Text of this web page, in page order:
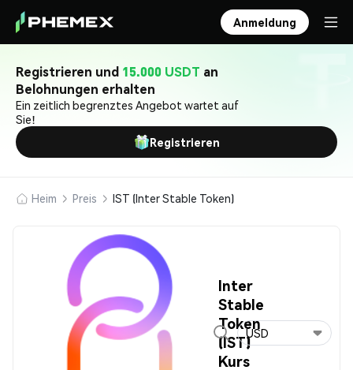
Anmeldung
Registrieren und 15.000 USDT an
Belohnungen erhalten
Ein zeitlich begrenztes Angebot wartet auf
Sie!
Registrieren
Heim Preis IST (Inter Stable Token)
Inter
Stable
Token
(IST)
Kurs
USD